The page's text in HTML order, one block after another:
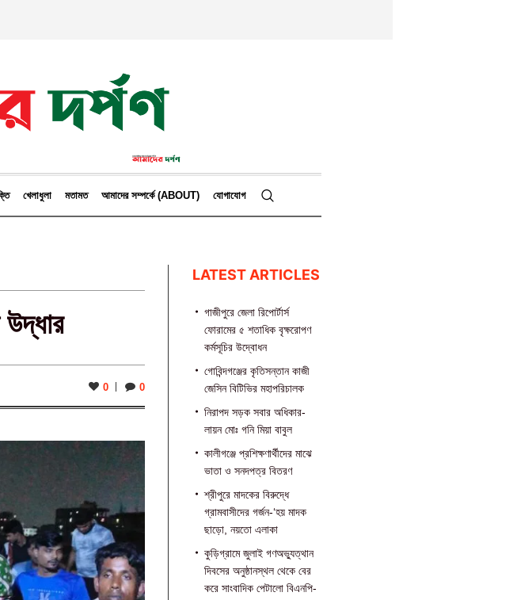
খেলাধুলা মতামত আমাদের সম্পর্কে (ABOUT) যোগাযোগ
0 0
LATEST ARTICLES
গাজীপুরে জেলা রিপোর্টার্স
ফোরামের ৫ শতাধিক বৃক্ষরোপণ
কর্মসূচির উদ্বোধন
গোবিন্দগঞ্জের কৃতিসন্তান কাজী
জেসিন বিটিভির মহাপরিচালক
নিরাপদ সড়ক সবার অধিকার-
লায়ন মোঃ গনি মিয়া বাবুল
কালীগঞ্জে প্রশিক্ষণার্থীদের মাঝে
ভাতা ও সনদপত্র বিতরণ
শ্রীপুরে মাদকের বিরুদ্ধে
গ্রামবাসীদের গর্জন-‘হয় মাদক
ছাড়ো, নয়তো এলাকা
কুড়িগ্রামে জুলাই গণঅভ্যুত্থান
দিবসের অনুষ্ঠানস্থল থেকে বের
করে সাংবাদিক পেটালো বিএনপি-